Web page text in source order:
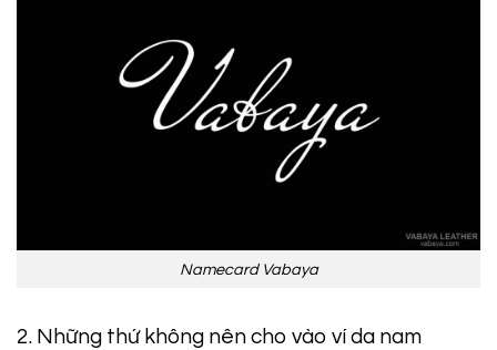
Namecard Vabaya
2. Những thứ không nên cho vào ví da nam